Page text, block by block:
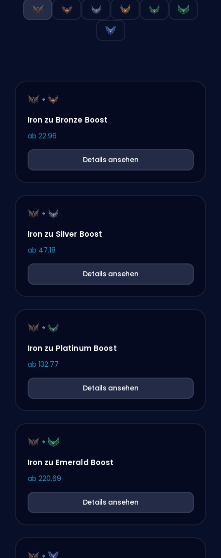
Iron zu Bronze Boost
ab 22.96
Details ansehen
Iron zu Silver Boost
ab 47.18
Details ansehen
Iron zu Platinum Boost
ab 132.77
Details ansehen
Iron zu Emerald Boost
ab 220.69
Details ansehen